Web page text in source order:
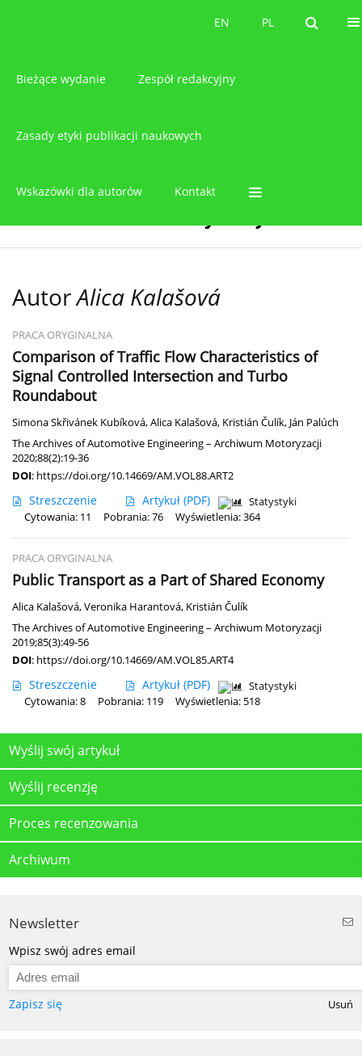
PL
EN PL
EN
Bieżące wydanie Zespół redakcyjny
Zasady etyki publikacji naukowych
Wskazówki dla autorów Kontakt
AutorAlica Kalašová
PRACA ORYGINALNA
Comparison of Traffic Flow Characteristics of
Signal Controlled Intersection and Turbo
Roundabout
Simona Skřivánek Kubíková,Alica Kalašová, Kristián Čulík, Ján Palúch
The Archives of Automotive Engineering – Archiwum Motoryzacji
2020;88(2):19-36
DOI: https://doi.org/10.14669/AM.VOL88.ART2
Streszczenie Artykuł (PDF)
Statystyki
Cytowania: 11
Pobrania: 76 Wyświetlenia: 364
PRACA ORYGINALNA
Public Transport as a Part of Shared Economy
Alica Kalašová,Veronika Harantová, Kristián Čulík
The Archives of Automotive Engineering – Archiwum Motoryzacji
2019;85(3):49-56
DOI: https://doi.org/10.14669/AM.VOL85.ART4
Streszczenie Artykuł (PDF)
Statystyki
Cytowania: 8
Pobrania: 119 Wyświetlenia: 518
Wyślij swój artykuł
Wyślij recenzję
Proces recenzowania
Archiwum
Newsletter
Wpisz swój adres email
Zapisz się Usuń